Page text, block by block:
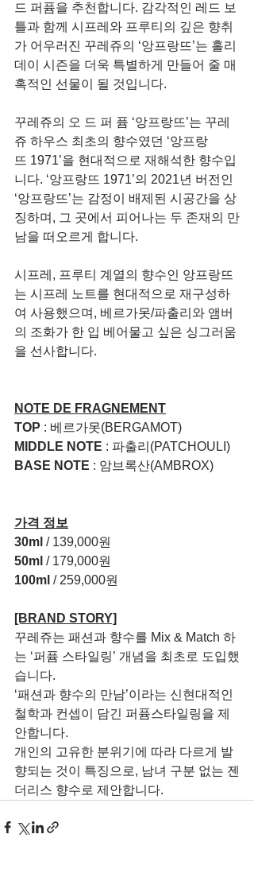
드 퍼퓸을 추천합니다. 감각적인 레드 보
틀과 함께 시프레와 프루티의 깊은 향취
가 어우러진 꾸레쥬의 ‘앙프랑뜨’는 홀리
데이 시즌을 더욱 특별하게 만들어 줄 매
혹적인 선물이 될 것입니다.
꾸레쥬의 오 드 퍼 퓸 ‘앙프랑뜨’는 꾸레
쥬 하우스 최초의 향수였던 ‘앙프랑
뜨 1971’을 현대적으로 재해석한 향수입
니다. ‘앙프랑뜨 1971’의 2021년 버전인
‘앙프랑뜨’는 감정이 배제된 시공간을 상
징하며, 그 곳에서 피어나는 두 존재의 만
남을 떠오르게 합니다.
시프레, 프루티 계열의 향수인 앙프랑뜨
는 시프레 노트를 현대적으로 재구성하
여 사용했으며, 베르가못/파출리와 앰버
의 조화가 한 입 베어물고 싶은 싱그러움
을 선사합니다.
NOTE DE FRAGNEMENT
TOP : 베르가못(BERGAMOT)
MIDDLE NOTE : 파출리(PATCHOULI)
BASE NOTE : 암브록산(AMBROX)
가격 정보
30ml / 139,000원
50ml / 179,000원
100ml / 259,000원
[BRAND STORY]
꾸레쥬는 패션과 향수를 Mix & Match 하
는 ‘퍼퓸 스타일링’ 개념을 최초로 도입했
습니다.
‘패션과 향수의 만남’이라는 신현대적인
철학과 컨셉이 담긴 퍼퓸스타일링을 제
안합니다.
개인의 고유한 분위기에 따라 다르게 발
향되는 것이 특징으로, 남녀 구분 없는 젠
더리스 향수로 제안합니다.